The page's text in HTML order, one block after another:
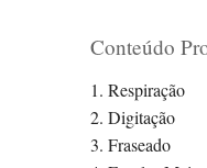
Conteúdo
1. Respiração
2. Digitação
3. Fraseado